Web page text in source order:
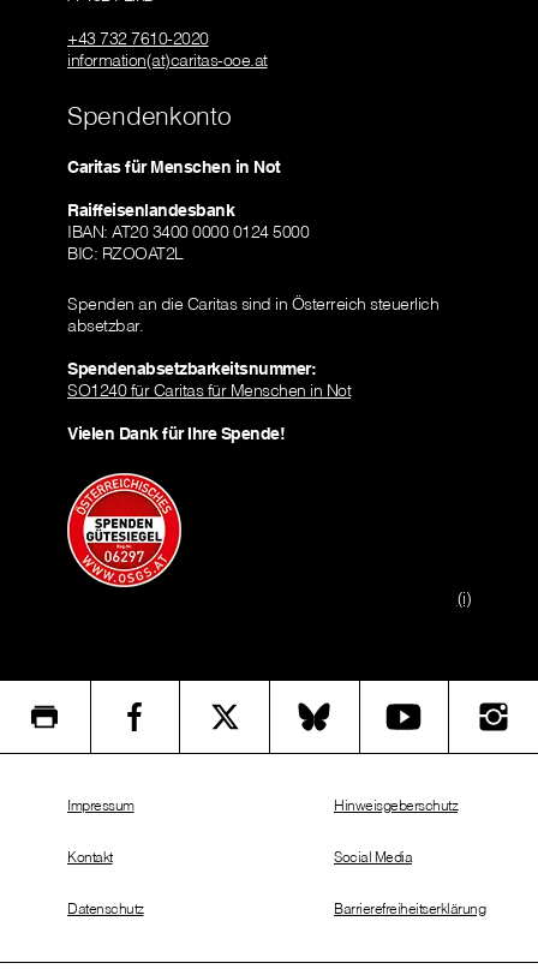
+43 732 7610-2020
information(at)caritas-ooe.at
Spendenkonto
Caritas für Menschen in Not
Raiffeisenlandesbank
IBAN: AT20 3400 0000 0124 5000
BIC: RZOOAT2L
Spenden an die Caritas sind in Österreich steuerlich
absetzbar.
Spendenabsetzbarkeitsnummer:
SO1240 für Caritas für Menschen in Not
Vielen Dank für Ihre Spende!
(i)
Impressum
Kontakt
Datenschutz
Hinweisgeberschutz
Social Media
Barrierefreiheitserklärung